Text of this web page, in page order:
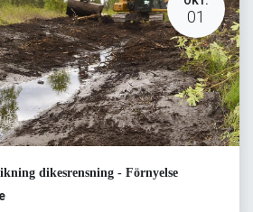
01
dikesrensning - Förnyelse